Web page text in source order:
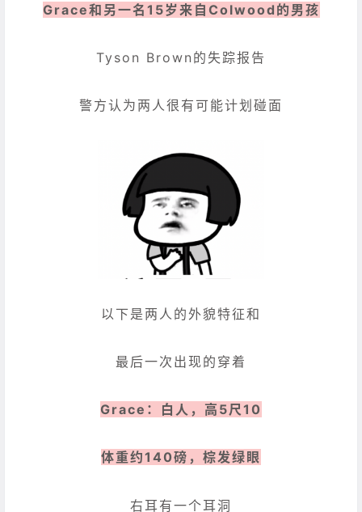
Grace和另一名15岁来自Colwood的男孩
Tyson Brown的失踪报告
警方认为两人很有可能计划碰面
以下是两人的外貌特征和
最后一次出现的穿着
Grace：白人，高5尺10
体重约140磅，棕发绿眼
右耳有一个耳洞